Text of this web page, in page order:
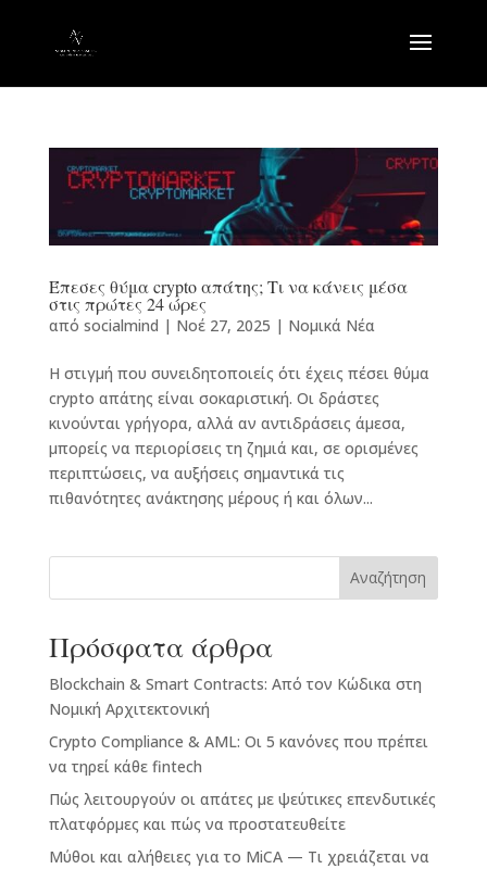
Έπεσες θύμα crypto απάτης; Τι να κάνεις μέσα
στις πρώτες 24 ώρες
από socialmind | Νοέ 27, 2025 | Νομικά Νέα
Η στιγμή που συνειδητοποιείς ότι έχεις πέσει θύμα
crypto απάτης είναι σοκαριστική. Οι δράστες
κινούνται γρήγορα, αλλά αν αντιδράσεις άμεσα,
μπορείς να περιορίσεις τη ζημιά και, σε ορισμένες
περιπτώσεις, να αυξήσεις σημαντικά τις
πιθανότητες ανάκτησης μέρους ή και όλων...
Αναζήτηση
Πρόσφατα άρθρα
Blockchain & Smart Contracts: Από τον Κώδικα στη
Νομική Αρχιτεκτονική
Crypto Compliance & AML: Οι 5 κανόνες που πρέπει
να τηρεί κάθε fintech
Πώς λειτουργούν οι απάτες με ψεύτικες επενδυτικές
πλατφόρμες και πώς να προστατευθείτε
Μύθοι και αλήθειες για το MiCA — Τι χρειάζεται να